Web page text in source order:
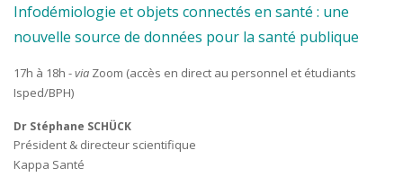
Infodémiologie et objets connectés en santé : une
nouvelle source de données pour la santé publique
17h à 18h -via Zoom (accès en direct au personnel et étudiants
Isped/BPH)
Dr Stéphane SCHÜCK
Président & directeur scientifique
Kappa Santé